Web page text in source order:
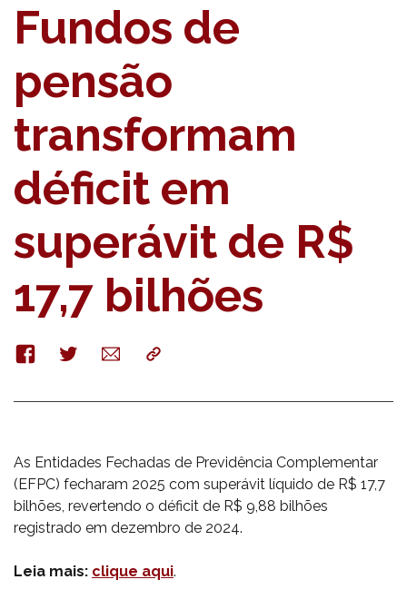
Fundos de
pensão
transformam
déficit em
superávit de R$
17,7 bilhões
FacebookTwitterE-
mail
Copy
As Entidades Fechadas de Previdência Complementar
(EFPC) fecharam 2025 com superávit líquido de R$ 17,7
bilhões, revertendo o déficit de R$ 9,88 bilhões
registrado em dezembro de 2024.
Leia mais: clique aqui.